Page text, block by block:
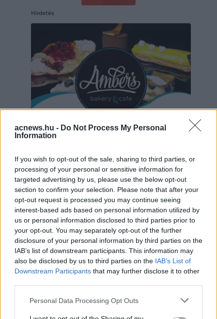
acnews.hu - Do Not Process My Personal
Information
If you wish to opt-out of the sale, sharing to third parties, or
processing of your personal or sensitive information for
targeted advertising by us, please use the below opt-out
section to confirm your selection. Please note that after your
opt-out request is processed you may continue seeing
interest-based ads based on personal information utilized by
us or personal information disclosed to third parties prior to
your opt-out. You may separately opt-out of the further
disclosure of your personal information by third parties on the
IAB’s list of downstream participants. This information may
also be disclosed by us to third parties on the IAB’s List of
Downstream Participants that may further disclose it to other
Please note that this website/app uses one or more Google
Personal Data Processing Opt Outs
Hirdetés
Hirdetés
Hirdetés